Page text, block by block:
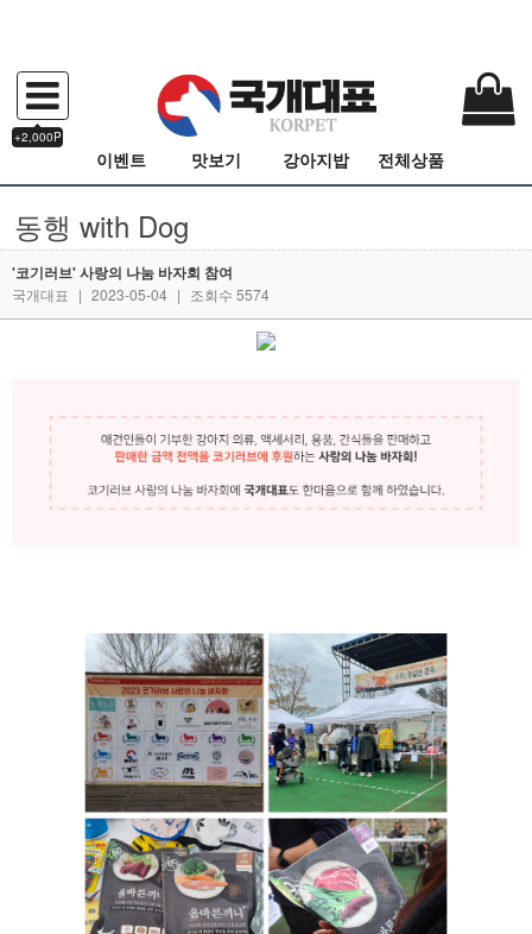
+2,000P
이벤트 맛보기 강아지밥 전체상품
동행 with Dog
'코기러브' 사랑의 나눔 바자회 참여
국개대표 | 2023-05-04 | 조회수 5574